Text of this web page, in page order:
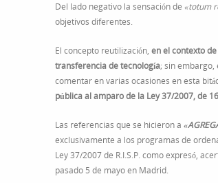
Del lado negativo la sensación de «totum
objetivos diferentes.
El concepto reutilización, en el contexto
transferencia de tecnología; sin embargo,
comentar en varias ocasiones en esta
pública al amparo de la Ley 37/2007, de
Las referencias que se hicieron a
exclusivamente a los programas de
Ley 37/2007 de R.I.S.P. como expresó,
pasado 5 de mayo en Madrid.